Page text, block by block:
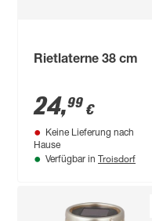
Rietlaterne 38 cm
24,99 €
Keine Lieferung nach
Hause
Verfügbar in Troisdorf